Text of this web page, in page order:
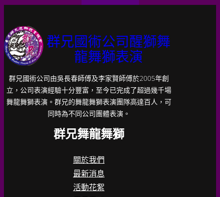
群兄國術公司醒獅舞
龍舞獅表演
群兄國術公司由吳長春師傅及李家賢師傅於2005年創
立，公司表演經驗十分豐富，至今已完成了超過幾千場
舞龍舞獅表演。群兄的舞龍舞獅表演團隊高達百人，可
同時為不同公司團體表演。
群兄舞龍舞獅
關於我們
最新消息
活動花絮